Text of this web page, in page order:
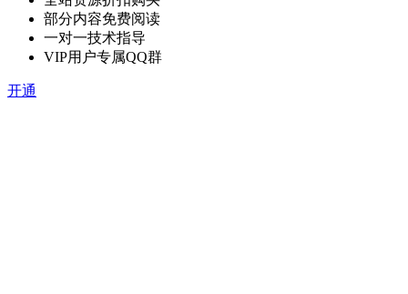
部分内容免费阅读
一对一技术指导
VIP用户专属QQ群
开通